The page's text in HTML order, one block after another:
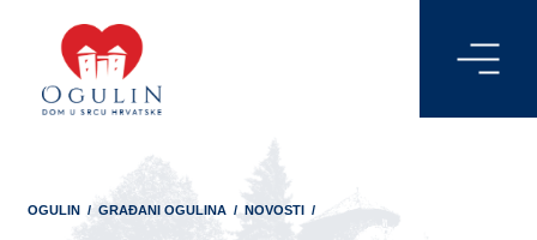
OGULIN / GRAĐANI OGULINA / NOVOSTI /